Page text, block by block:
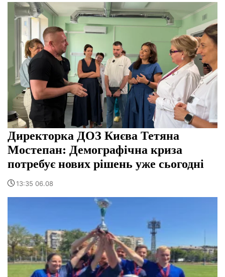
Директорка ДОЗ Києва Тетяна
Мостепан: Демографічна криза
потребує нових рішень уже сьогодні
13:35 06.08